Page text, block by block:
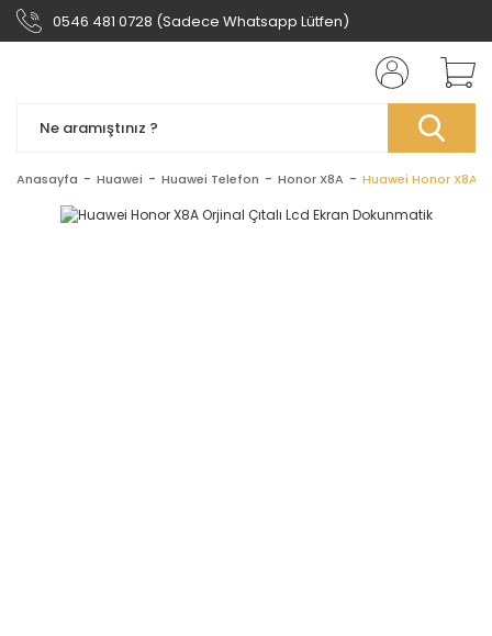
0546 481 0728 (Sadece Whatsapp Lütfen)
Anasayfa Huawei Huawei Telefon Honor X8A Huawei Honor X8A